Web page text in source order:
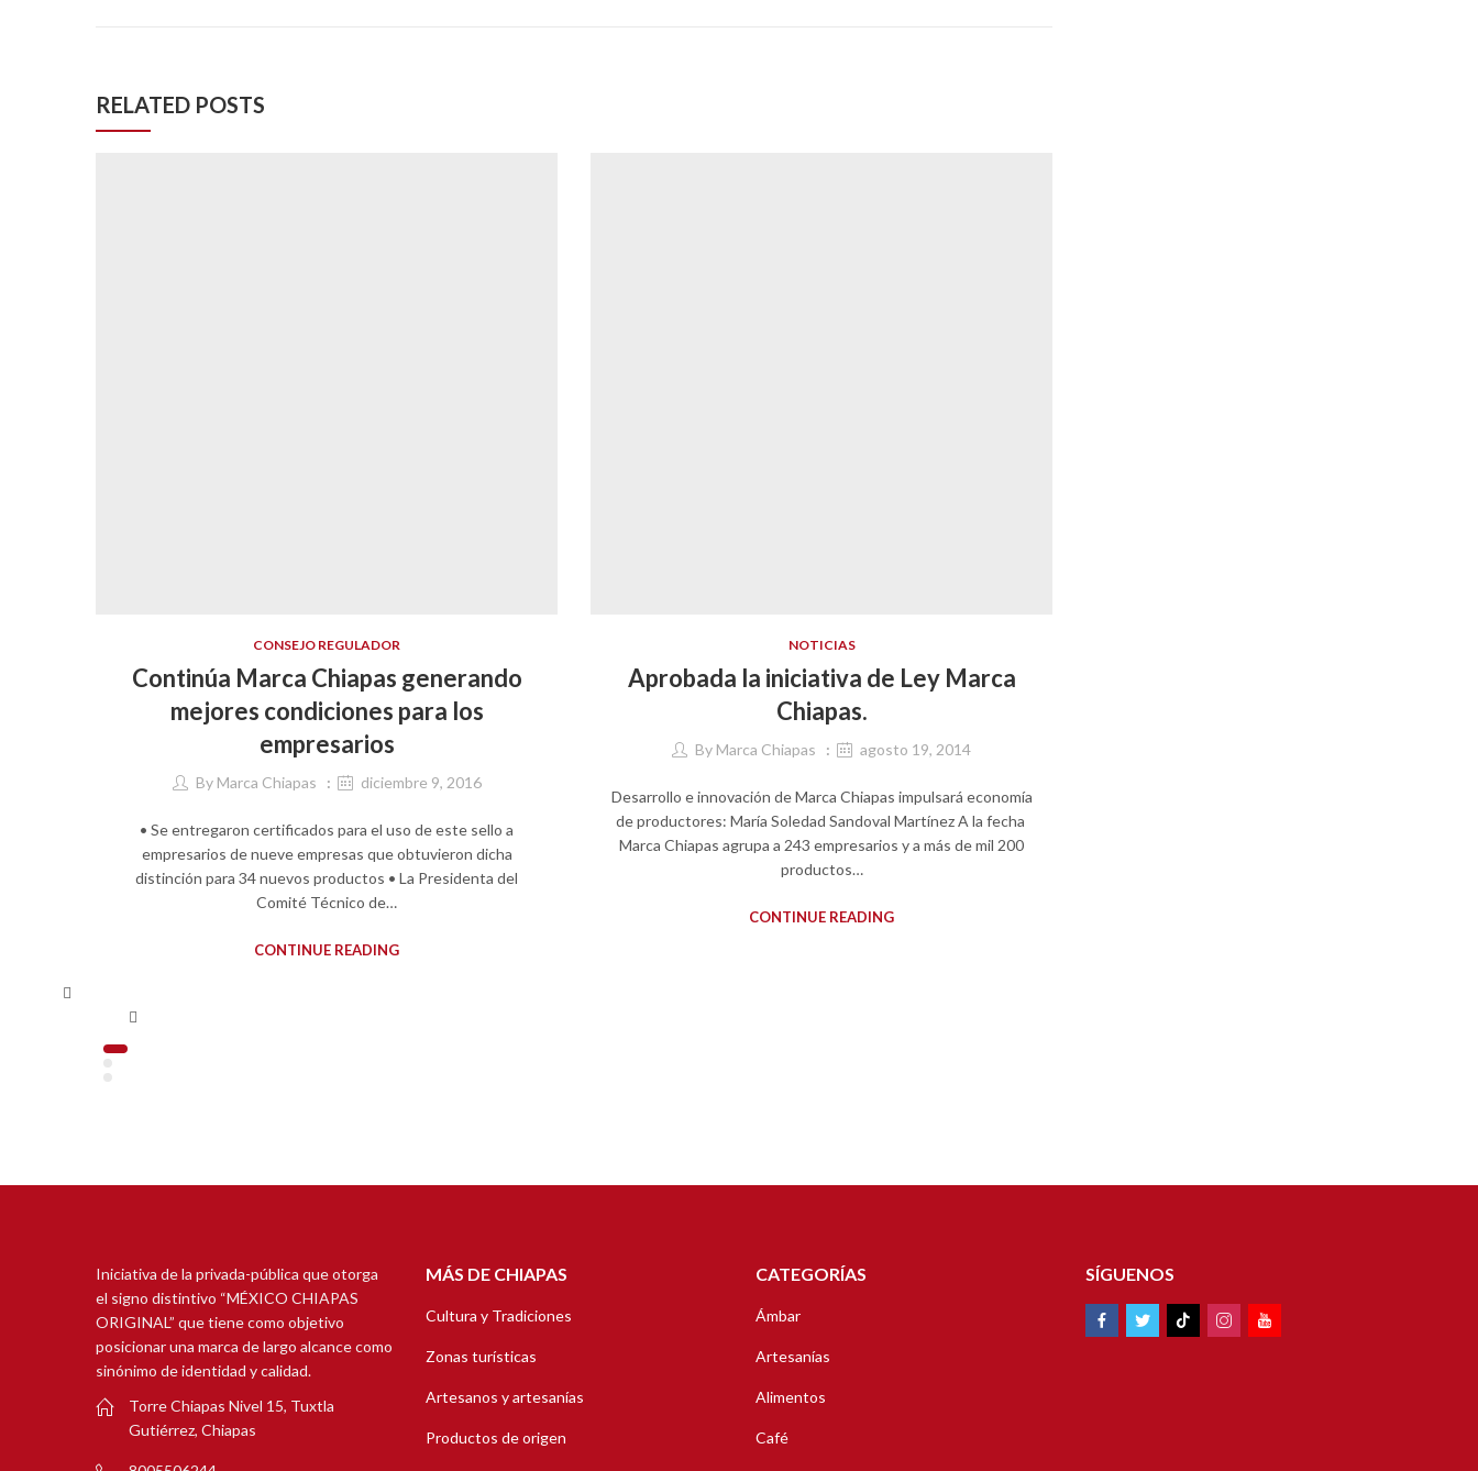
RELATED POSTS
CONSEJO REGULADOR
Continúa Marca Chiapas generando
mejores condiciones para los
empresarios
By Marca Chiapas diciembre 9, 2016
• Se entregaron certificados para el uso de este sello a
empresarios de nueve empresas que obtuvieron dicha
distinción para 34 nuevos productos • La Presidenta del
Comité Técnico de…
CONTINUE READING
NOTICIAS
Aprobada la iniciativa de Ley Marca
Chiapas.
By Marca Chiapas agosto 19, 2014
Desarrollo e innovación de Marca Chiapas impulsará economía
de productores: María Soledad Sandoval Martínez A la fecha
Marca Chiapas agrupa a 243 empresarios y a más de mil 200
productos…
CONTINUE READING
Iniciativa de la privada-pública que otorga
el signo distintivo “MÉXICO CHIAPAS
ORIGINAL” que tiene como objetivo
posicionar una marca de largo alcance como
sinónimo de identidad y calidad.
Torre Chiapas Nivel 15, Tuxtla
Gutiérrez, Chiapas
MÁS DE CHIAPAS
Cultura y Tradiciones
Zonas turísticas
Artesanos y artesanías
Productos de origen
CATEGORÍAS
Ámbar
Artesanías
Alimentos
Café
SÍGUENOS